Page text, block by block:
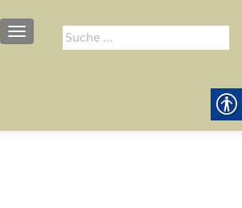
Suche
nach:
SCHALTE NAVIGATION